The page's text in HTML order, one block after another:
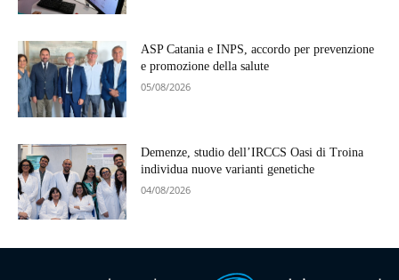
ASP Catania e INPS, accordo per prevenzione
e promozione della salute
05/08/2026
Demenze, studio dell’IRCCS Oasi di Troina
individua nuove varianti genetiche
04/08/2026